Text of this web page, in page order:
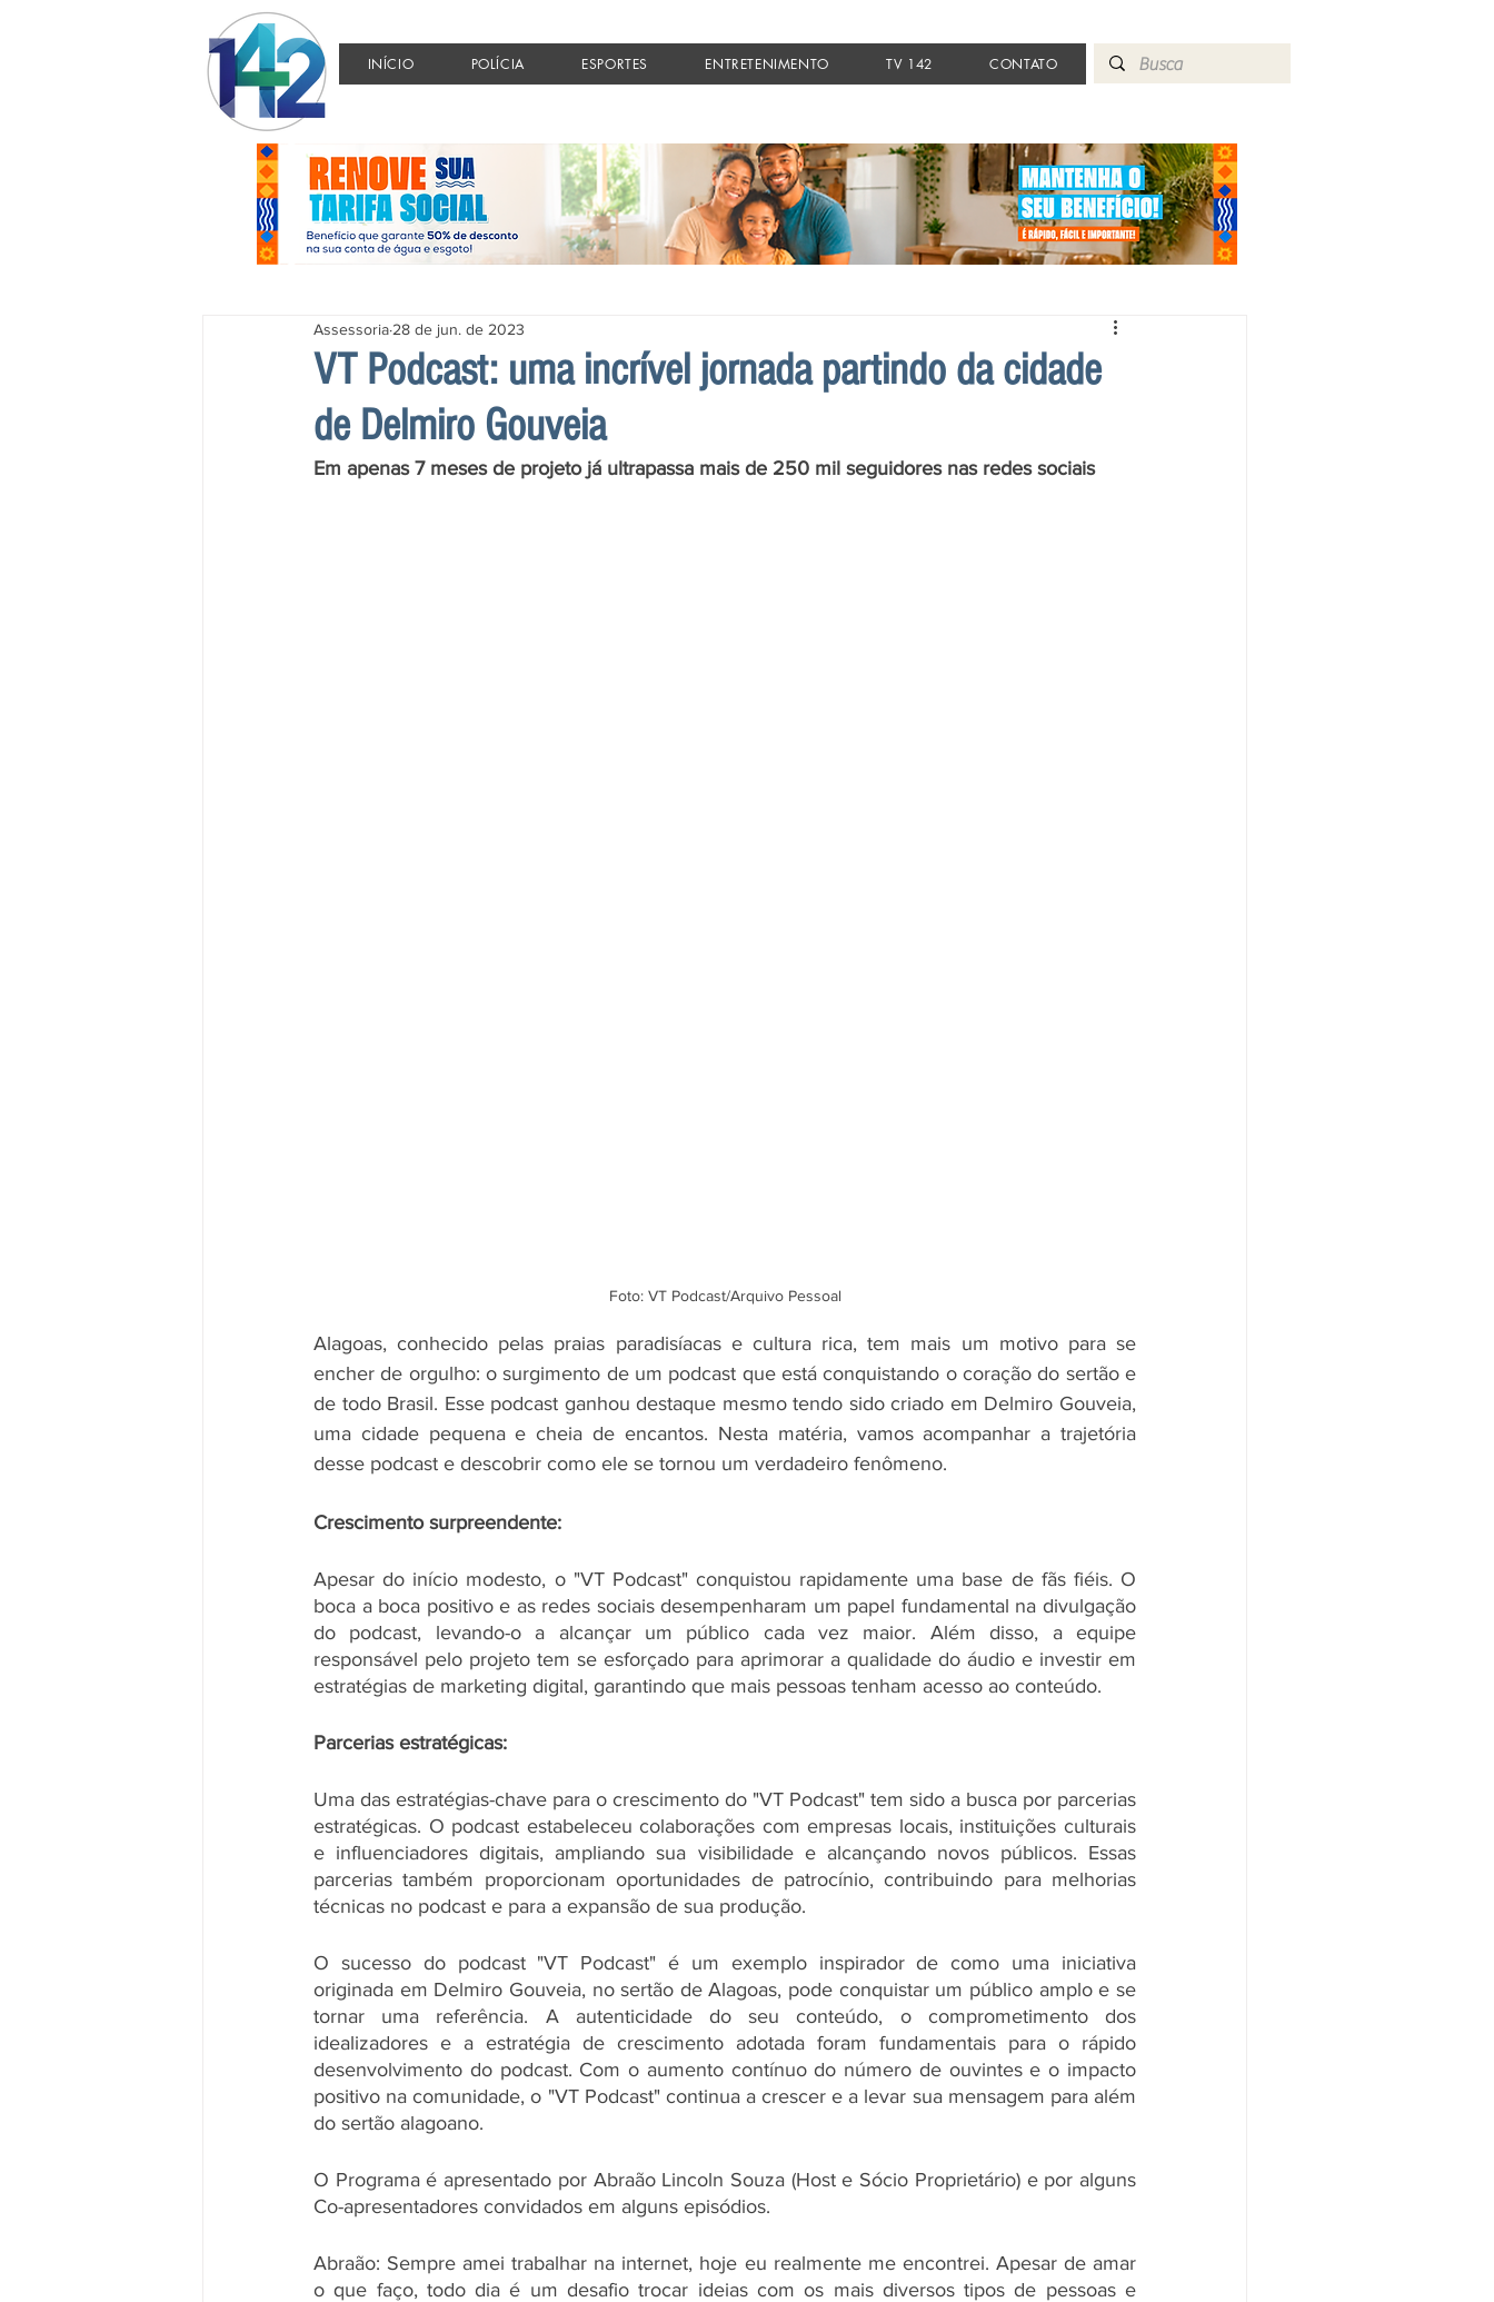
INÍCIO POLÍCIA ESPORTES ENTRETENIMENTO TV 142 CONTATO
VT Podcast: uma incrível jornada partindo da cidade
de Delmiro Gouveia
Assessoria 28 de jun. de 2023
Em apenas 7 meses de projeto já ultrapassa mais de 250 mil seguidores nas redes sociais
Foto: VT Podcast/Arquivo Pessoal
Alagoas, conhecido pelas praias paradisíacas e cultura rica, tem mais um motivo para se
encher de orgulho: o surgimento de um podcast que está conquistando o coração do sertão e
de todo Brasil. Esse podcast ganhou destaque mesmo tendo sido criado em Delmiro Gouveia,
uma cidade pequena e cheia de encantos. Nesta matéria, vamos acompanhar a trajetória
desse podcast e descobrir como ele se tornou um verdadeiro fenômeno.
Crescimento surpreendente:
Apesar do início modesto, o "VT Podcast" conquistou rapidamente uma base de fãs fiéis. O
boca a boca positivo e as redes sociais desempenharam um papel fundamental na divulgação
do podcast, levando-o a alcançar um público cada vez maior. Além disso, a equipe
responsável pelo projeto tem se esforçado para aprimorar a qualidade do áudio e investir em
estratégias de marketing digital, garantindo que mais pessoas tenham acesso ao conteúdo.
Parcerias estratégicas:
Uma das estratégias-chave para o crescimento do "VT Podcast" tem sido a busca por parcerias
estratégicas. O podcast estabeleceu colaborações com empresas locais, instituições culturais
e influenciadores digitais, ampliando sua visibilidade e alcançando novos públicos. Essas
parcerias também proporcionam oportunidades de patrocínio, contribuindo para melhorias
técnicas no podcast e para a expansão de sua produção.
O sucesso do podcast "VT Podcast" é um exemplo inspirador de como uma iniciativa
originada em Delmiro Gouveia, no sertão de Alagoas, pode conquistar um público amplo e se
tornar uma referência. A autenticidade do seu conteúdo, o comprometimento dos
idealizadores e a estratégia de crescimento adotada foram fundamentais para o rápido
desenvolvimento do podcast. Com o aumento contínuo do número de ouvintes e o impacto
positivo na comunidade, o "VT Podcast" continua a crescer e a levar sua mensagem para além
do sertão alagoano.
O Programa é apresentado por Abraão Lincoln Souza (Host e Sócio Proprietário) e por alguns
Co-apresentadores convidados em alguns episódios.
Abraão: Sempre amei trabalhar na internet, hoje eu realmente me encontrei. Apesar de amar
o que faço, todo dia é um desafio trocar ideias com os mais diversos tipos de pessoas e